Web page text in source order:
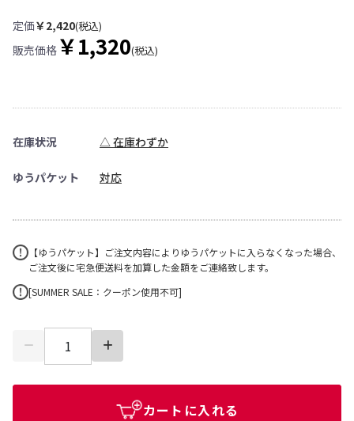
定価￥2,420(税込)
販売価格 ￥1,320(税込)
在庫状況 △ 在庫わずか
ゆうパケット 対応
【ゆうパケット】ご注文内容によりゆうパケットに入らなくなった場合、
ご注文後に宅急便送料を加算した金額をご連絡致します。
[SUMMER SALE：クーポン使用不可]
カートに入れる